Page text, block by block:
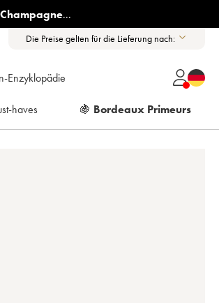
Champagne...
Die Preise gelten für die Lieferung nach:
Enzyklopädie
haves 🍇 Bordeaux Primeurs